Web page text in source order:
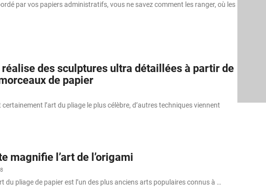
par vos papiers administratifs, vous ne savez comment les ranger, où les
des sculptures ultra détaillées à partir de
de papier
certainement l’art du pliage le plus célèbre, d’autres techniques viennent
magnifie l’art de l’origami
du pliage de papier est l’un des plus anciens arts populaires connus à …